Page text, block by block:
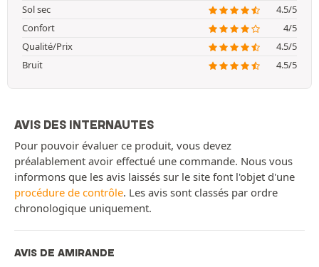
Sol sec
4.5/5
Confort
4/5
Qualité/Prix
4.5/5
Bruit
4.5/5
AVIS DES INTERNAUTES
Pour pouvoir évaluer ce produit, vous devez
préalablement avoir effectué une commande. Nous vous
informons que les avis laissés sur le site font l'objet d'une
procédure de contrôle. Les avis sont classés par ordre
chronologique uniquement.
AVIS DE AMIRANDE